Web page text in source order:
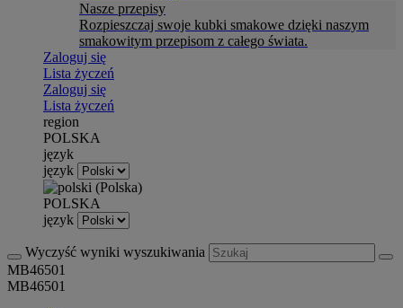
Nasze przepisy
Rozpieszczaj swoje kubki smakowe dzięki naszym
smakowitym przepisom z całego świata.
Zaloguj się
Lista życzeń
Zaloguj się
Lista życzeń
region
POLSKA
język
język
POLSKA
język
Wyczyść wyniki wyszukiwania
MB46501
MB46501